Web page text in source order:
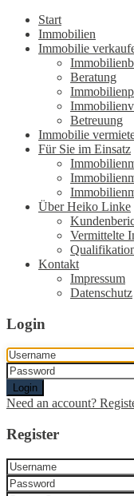
Start
Immobilien
Immobilie
Beratung
Betreuung
Immobilie
Für Sie im Einsatz
Über Heiko Linke
Vermittelte
Kontakt
Impressum
Datenschutz
Login
Login
Need an account?
Register